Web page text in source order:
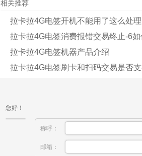
相关推荐
拉卡拉4G电签开机不能用了这么处理
拉卡拉4G电签消费报错交易终止-6如
拉卡拉4G电签机器产品介绍
拉卡拉4G电签刷卡和扫码交易是否
您好！
称呼：
邮箱：